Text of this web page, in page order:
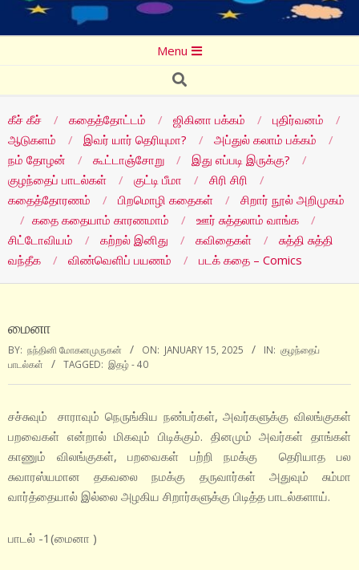
Menu
Search
கீச் கீச் கதைத்தோட்டம் ஜிகினா பக்கம்
புதிர்வனம்
ஆடுகளம்
இவர் யார் தெரியுமா?
அப்துல் கலாம் பக்கம்
நம் தோழன்
கூட்டாஞ்சோறு
இது எப்படி இருக்கு?
குழந்தைப் பாடல்கள்
குட்டி பீமா
சிரி சிரி
கதைத்தோரணம்
பிறமொழி கதைகள்
சிறார் நூல் அறிமுகம்
கதை கதையாம் காரணமாம்
ஊர் சுத்தலாம் வாங்க
சிட்டோவியம்
கற்றல் இனிது கவிதைகள்
சுத்தி சுத்தி
வந்தீக
விண்வெளிப் பயணம் படக் கதை – Comics
மைனா
BY: நந்தினி மோகனமுருகன் ON: JANUARY 15, 2025 IN: குழந்தைப்
பாடல்கள்
TAGGED: இதழ் - 40
சச்சுவும் சாராவும் நெருங்கிய நண்பர்கள், அவர்களுக்கு விலங்குகள்
பறவைகள் என்றால் மிகவும் பிடிக்கும். தினமும் அவர்கள் தாங்கள்
காணும் விலங்குகள், பறவைகள் பற்றி நமக்கு தெரியாத பல
சுவாரஸ்யமான தகவலை நமக்கு தருவார்கள் அதுவும் சும்மா
வார்த்தையால் இல்லை அழகிய சிறார்களுக்கு பிடித்த பாடல்களாய்.
பாடல் -1(மைனா )